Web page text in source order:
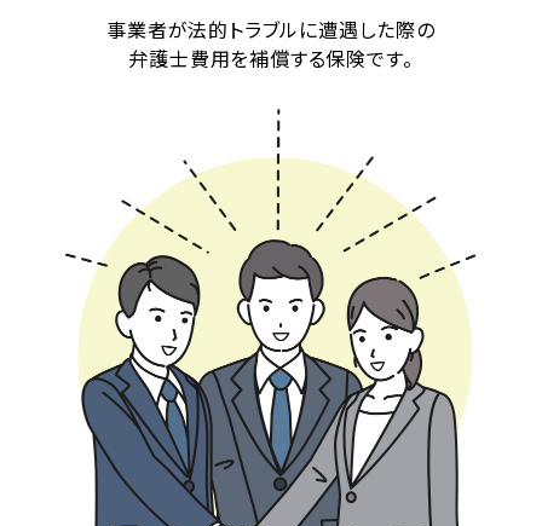
事業者が法的トラブルに遭遇した際の
弁護士費用を補償する保険です。